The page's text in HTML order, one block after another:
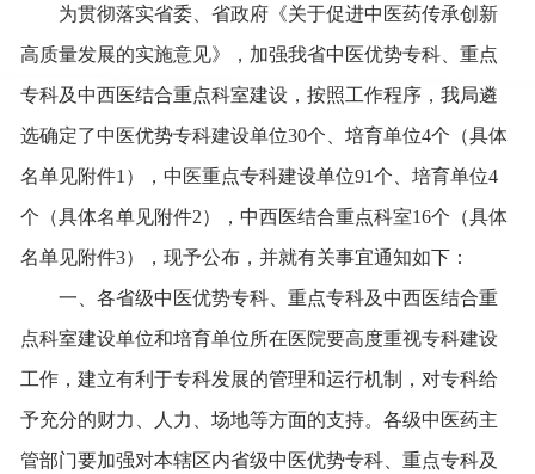
为贯彻落实省委、省政府《关于促进中医药传承创新
高质量发展的实施意见》，加强我省中医优势专科、重点
专科及中西医结合重点科室建设，按照工作程序，我局遴
选确定了中医优势专科建设单位30个、培育单位4个（具体
名单见附件1），中医重点专科建设单位91个、培育单位4
个（具体名单见附件2），中西医结合重点科室16个（具体
名单见附件3），现予公布，并就有关事宜通知如下：
一、各省级中医优势专科、重点专科及中西医结合重
点科室建设单位和培育单位所在医院要高度重视专科建设
工作，建立有利于专科发展的管理和运行机制，对专科给
予充分的财力、人力、场地等方面的支持。各级中医药主
管部门要加强对本辖区内省级中医优势专科、重点专科及